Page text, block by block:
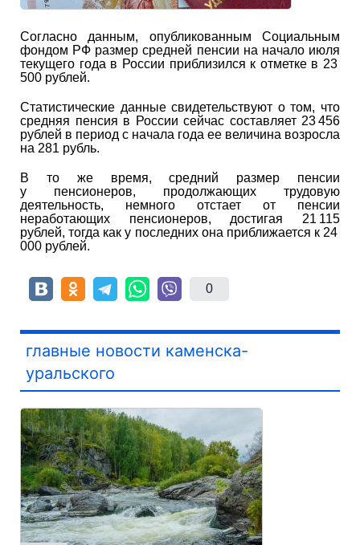
Согласно данным, опубликованным Социальным
фондом РФ размер средней пенсии на начало июля
текущего года в России приблизился к отметке в 23
500 рублей.
Статистические данные свидетельствуют о том, что
средняя пенсия в России сейчас составляет 23 456
рублей в период с начала года ее величина возросла
на 281 рубль.
В то же время, средний размер пенсии
у пенсионеров, продолжающих трудовую
деятельность, немного отстает от пенсии
неработающих пенсионеров, достигая 21 115
рублей, тогда как у последних она приближается к 24
000 рублей.
0
главные новости каменска-
уральского